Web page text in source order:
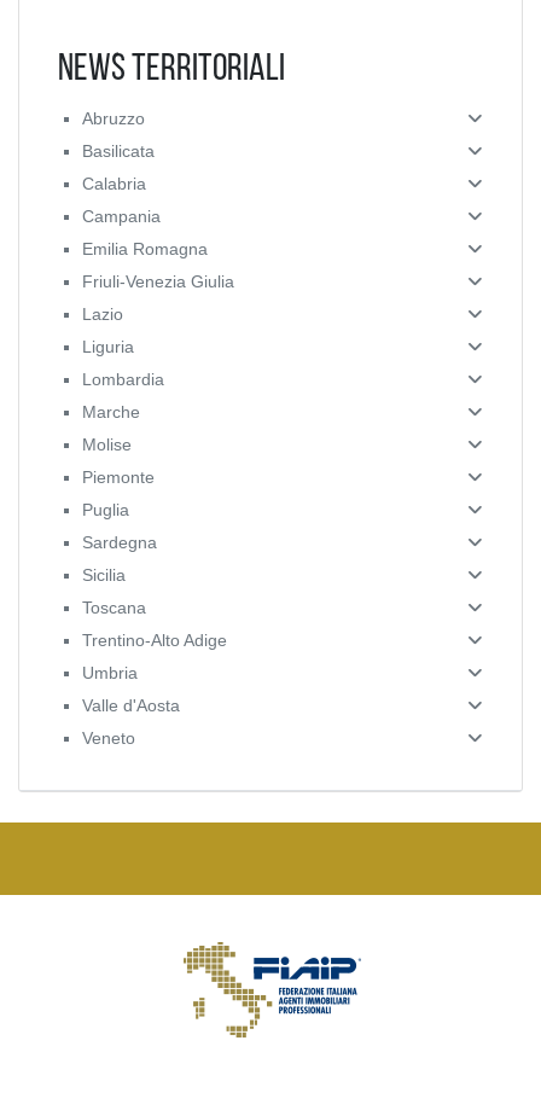
News Territoriali
Abruzzo
Basilicata
Calabria
Campania
Emilia Romagna
Friuli-Venezia Giulia
Lazio
Liguria
Lombardia
Marche
Molise
Piemonte
Puglia
Sardegna
Sicilia
Toscana
Trentino-Alto Adige
Umbria
Valle d'Aosta
Veneto